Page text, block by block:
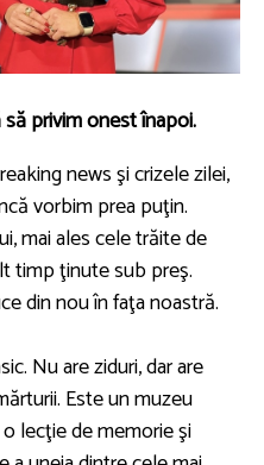
privim onest înapoi.
news şi crizele zilei,
vorbim prea puţin.
mai ales cele trăite de
timp ţinute sub preş.
din nou în faţa noastră.
Nu are ziduri, dar are
Este un muzeu
lecţie de memorie şi